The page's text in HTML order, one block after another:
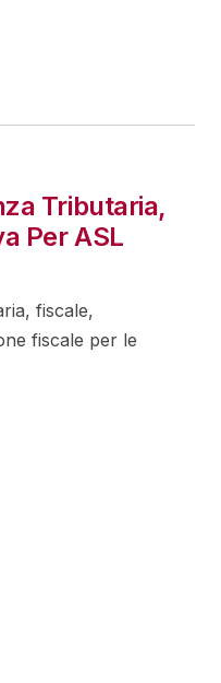
Tributaria,
Per ASL
fiscale,
fiscale per le